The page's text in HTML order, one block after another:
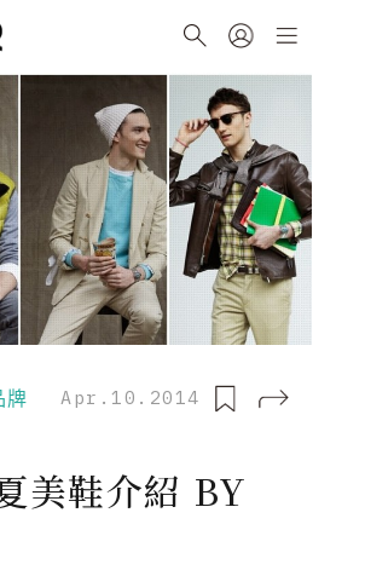
牌 Apr.10.2014
美鞋介紹 BY